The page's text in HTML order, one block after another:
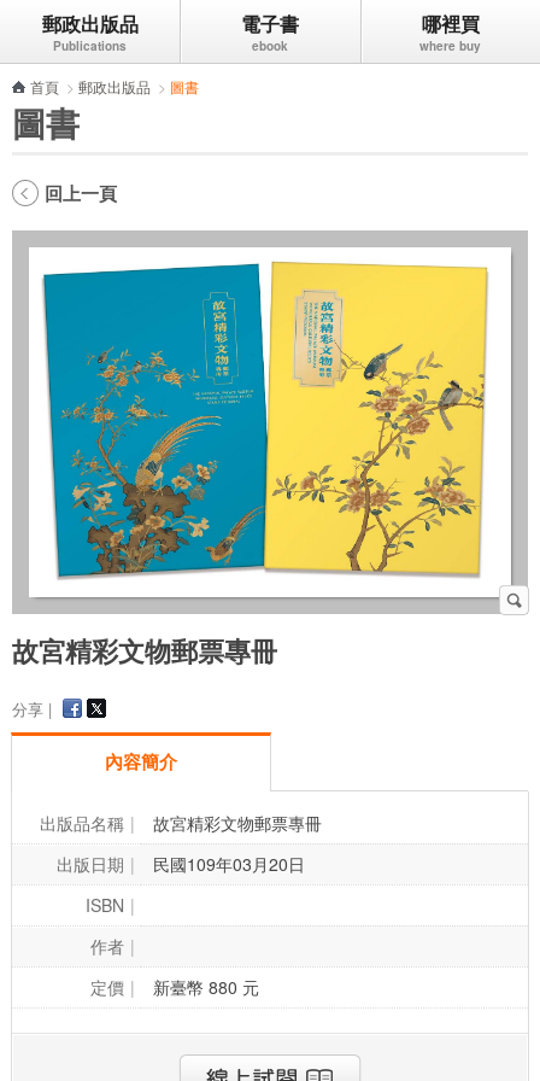
跳到主要內容區塊
郵政出版品 電子書 哪裡買
首頁 > 郵政出版品 > 圖書
圖書
回上一頁
故宮精彩文物郵票專冊
分享 |
內容簡介
出版品名稱
故宮精彩文物郵票專冊
出版日期
民國109年03月20日
ISBN
作者
定價
新臺幣 880 元